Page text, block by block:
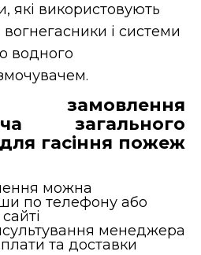
які використовують
вогнегасники і системи
водного
загального
гасіння пожеж
можна
по телефону або
менеджера
та доставки